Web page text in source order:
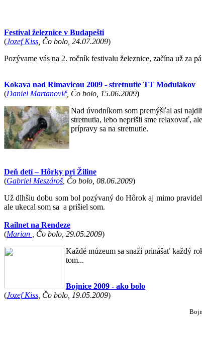
Festival železnice v Budapešti
(Jozef Kiss , Čo bolo, 24.07.2009)
Pozývame vás na 2. ročník festivalu železnice, začína už za
Kokava nad Rimavicou 2009 - stretnutie TT Modulákov
(Daniel Martanovič, Čo bolo, 15.06.2009)
Nad úvodníkom som premýšľal asi
stretnutia, lebo neprišli sme relaxovať,
prípravy sa na stretnutie.
Deň detí – Hôrky pri Žiline
(Gabriel Meszároš, Čo bolo, 08.06.2009)
Už dlhšiu dobu som bol pozývaný do Hôrok aj mimo
ale ukecal som sa a prišiel som.
Railnet na Rendeze
(Marian , Čo bolo, 29.05.2009)
Každé múzeum sa snaží prinášať každý
tom...
Bojnice 2009 - ako bolo
(Jozef Kiss , Čo bolo, 19.05.2009)